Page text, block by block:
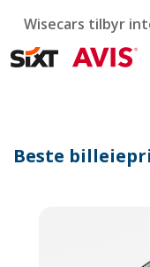
mark
to
get
changing
Wisecars tilbyr
Beste